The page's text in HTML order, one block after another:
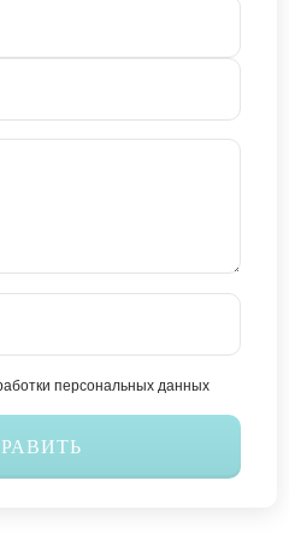
персональных данных